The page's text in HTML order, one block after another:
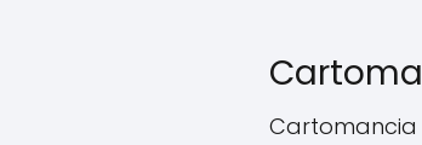
Cartomancia